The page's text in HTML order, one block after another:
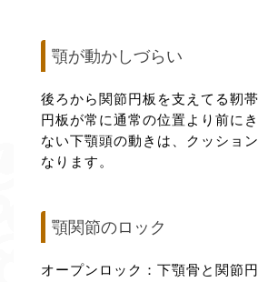
顎が動かしづらい
後ろから関節円板を支えてる靭
円板が常に通常の位置より前に
ない下顎頭の動きは、クッショ
なります。
顎関節のロック
オープンロック：下顎骨と関節